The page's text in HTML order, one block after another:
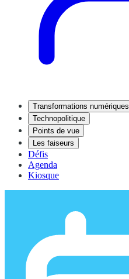
Transformations numériques
Technopolitique
Points de vue
Les faiseurs
Défis
Agenda
Kiosque